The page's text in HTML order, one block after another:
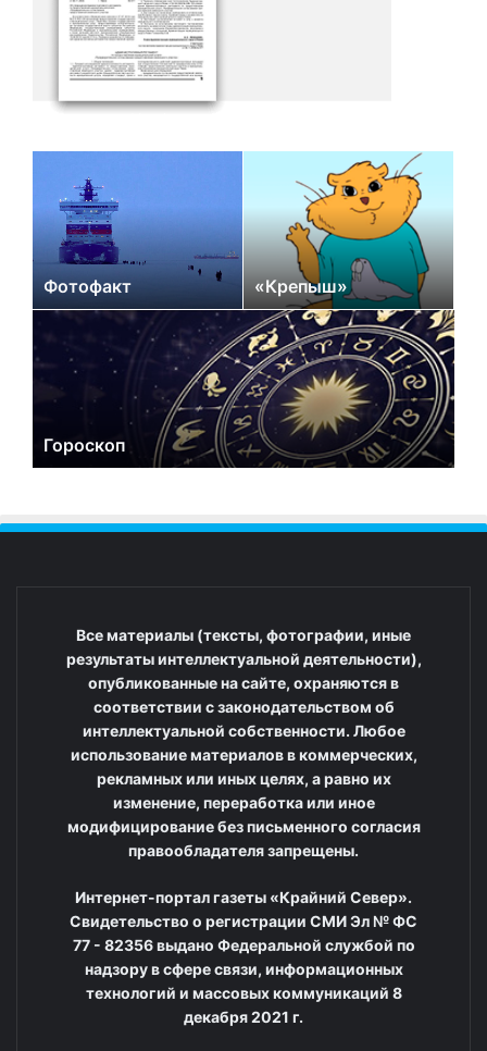
Фотофакт «Крепыш»
Гороскоп
Все материалы (тексты, фотографии, иные
результаты интеллектуальной деятельности),
опубликованные на сайте, охраняются в
соответствии с законодательством об
интеллектуальной собственности. Любое
использование материалов в коммерческих,
рекламных или иных целях, а равно их
изменение, переработка или иное
модифицирование без письменного согласия
правообладателя запрещены.
Интернет-портал газеты «Крайний Север».
Свидетельство о регистрации СМИ Эл № ФС
77 - 82356 выдано Федеральной службой по
надзору в сфере связи, информационных
технологий и массовых коммуникаций 8
декабря 2021 г.